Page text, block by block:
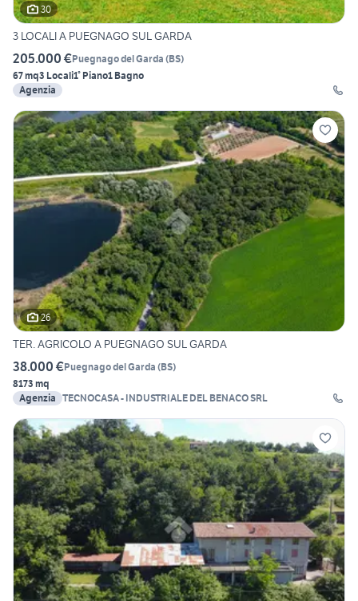
30
3 LOCALI A PUEGNAGO SUL GARDA
205.000 €Puegnago del Garda (BS)
67 mq3 Locali1° Piano1 Bagno
Agenzia
26
TER. AGRICOLO A PUEGNAGO SUL GARDA
38.000 €Puegnago del Garda (BS)
8173 mq
Agenzia TECNOCASA - INDUSTRIALE DEL BENACO SRL